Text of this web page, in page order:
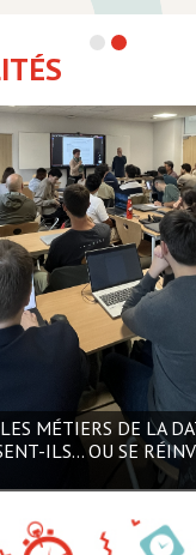
LES MÉTIERS DE LA
ILS… OU SE